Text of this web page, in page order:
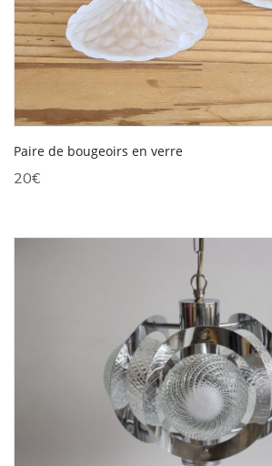
Paire de bougeoirs en verre
20€